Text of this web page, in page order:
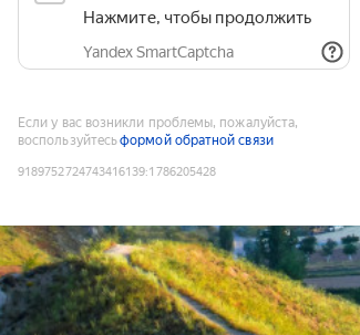
Нажмите, чтобы продолжить
Yandex SmartCaptcha
Если у вас возникли проблемы, пожалуйста,
воспользуйтесьформой обратной связи
9189752724743416139:1786205428